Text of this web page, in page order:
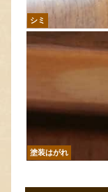
シミ
塗装はがれ